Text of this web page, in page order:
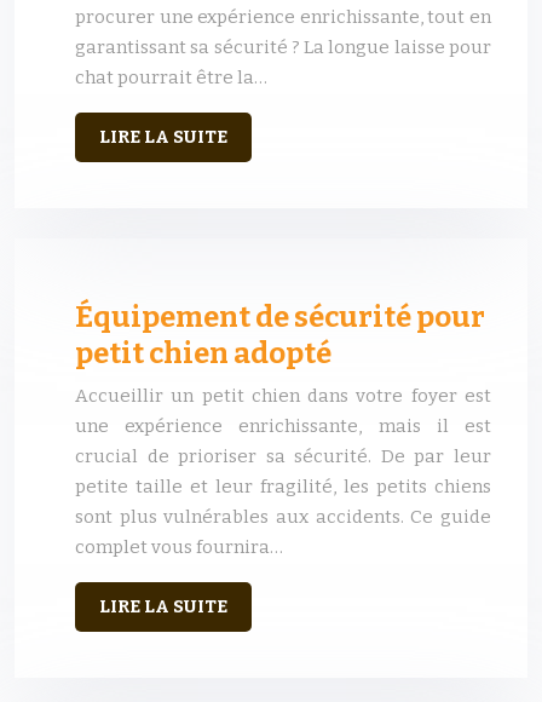
procurer une expérience enrichissante, tout en
garantissant sa sécurité ? La longue laisse pour
chat pourrait être la…
LIRE LA SUITE
Équipement de sécurité pour
petit chien adopté
Accueillir un petit chien dans votre foyer est
une expérience enrichissante, mais il est
crucial de prioriser sa sécurité. De par leur
petite taille et leur fragilité, les petits chiens
sont plus vulnérables aux accidents. Ce guide
complet vous fournira…
LIRE LA SUITE